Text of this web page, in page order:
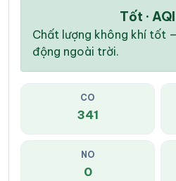
Tốt ·
Chất lượng không khí tốt
động ngoài trời.
CO
341
NO
0